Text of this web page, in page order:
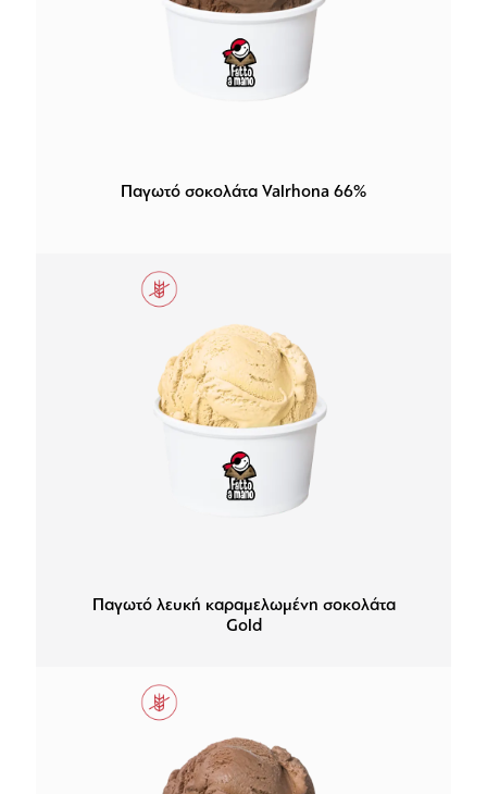
Παγωτό σοκολάτα Valrhona 66%
Παγωτό λευκή καραμελωμένη σοκολάτα
Gold